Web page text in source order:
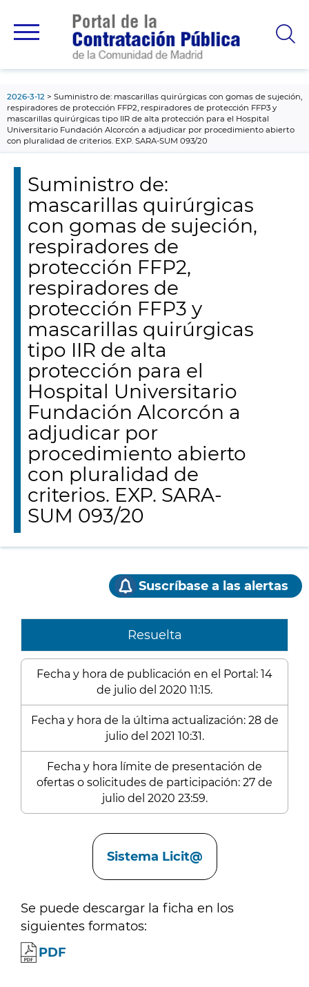
principal
2026-3-12
Suministro de: mascarillas quirúrgicas con gomas de sujeción,
respiradores de protección FFP2, respiradores de protección FFP3 y
mascarillas quirúrgicas tipo IIR de alta protección para el Hospital
Universitario Fundación Alcorcón a adjudicar por procedimiento abierto
con pluralidad de criterios. EXP. SARA-SUM 093/20
Suministro de:
mascarillas quirúrgicas
con gomas de sujeción,
respiradores de
protección FFP2,
respiradores de
protección FFP3 y
mascarillas quirúrgicas
tipo IIR de alta
protección para el
Hospital Universitario
Fundación Alcorcón a
adjudicar por
procedimiento abierto
con pluralidad de
criterios. EXP. SARA-
SUM 093/20
Suscríbase a las alertas
Resuelta
Fecha y hora de publicación en el Portal: 14
de julio del 2020 11:15.
Fecha y hora de la última actualización: 28 de
julio del 2021 10:31.
Fecha y hora límite de presentación de
ofertas o solicitudes de participación: 27 de
julio del 2020 23:59.
Sistema Licit@
Se puede descargar la ficha en los
siguientes formatos:
PDF